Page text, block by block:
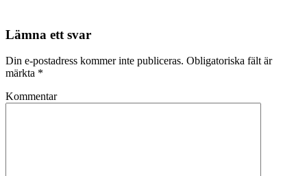
Lämna ett svar
Din e-postadress kommer inte publiceras. Obligatoriska fält är
märkta *
Kommentar